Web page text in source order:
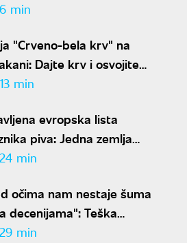
prvenstva u Judžinu
min
"Crveno-bela krv" na
Dajte krv i osvojite
za Ligu šampiona
min
evropska lista
piva: Jedna zemlja
prednjači
min
očima nam nestaje šuma
decenijama": Teška
sa požarima širom
min